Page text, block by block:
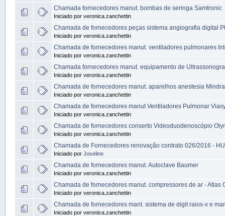
Chamada fornecedores manut. bombas de seringa Samtronic
Iniciado por veronica.zanchettin
Chamada de fornecedores peças sistema angiografia digital
Iniciado por veronica.zanchettin
Chamada de fornecedores manut. ventiladores pulmonares
Iniciado por veronica.zanchettin
Chamada fornecedores manut. equipamento de
Iniciado por veronica.zanchettin
Chamada de fornecedores manut. aparelhos anestesia
Iniciado por veronica.zanchettin
Chamada de fornecedores manut Ventiladores Pulmonar
Iniciado por veronica.zanchettin
Chamada de fornecedores conserto Videoduodenoscópio
Iniciado por veronica.zanchettin
Chamada de Fornecedores renovação contrato 026/2016 -
Iniciado por Joseline
Chamada de fornecedores manut. Autoclave Baumer
Iniciado por veronica.zanchettin
Chamada de fornecedores manut. compressores de ar - Atlas
Iniciado por veronica.zanchettin
Chamada de fornecedores mant. sistema de digit raios-x e
Iniciado por veronica.zanchettin